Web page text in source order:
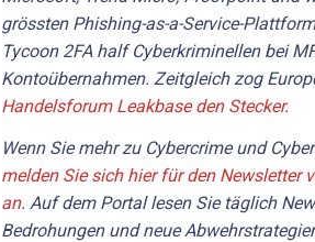
grössten Phishing-as-a-Service-
Tycoon 2FA half Cyberkriminellen bei
Kontoübernahmen. Zeitgleich zog
Handelsforum Leakbase den Stecker.
Wenn Sie mehr zu Cybercrime und
melden Sie sich hier für den Newsletter
an. Auf dem Portal lesen Sie täglich
Bedrohungen und neue